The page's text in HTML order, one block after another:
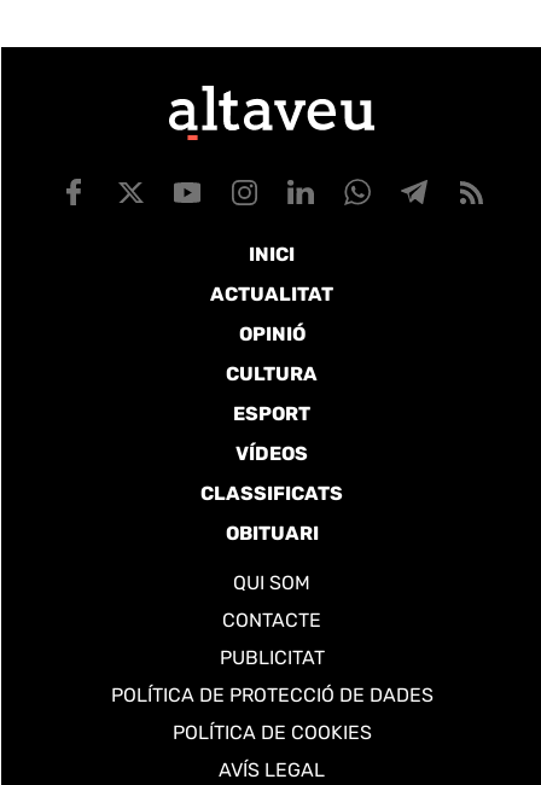
INICI
ACTUALITAT
OPINIÓ
CULTURA
ESPORT
VÍDEOS
CLASSIFICATS
OBITUARI
QUI SOM
CONTACTE
PUBLICITAT
POLÍTICA DE PROTECCIÓ DE DADES
POLÍTICA DE COOKIES
AVÍS LEGAL